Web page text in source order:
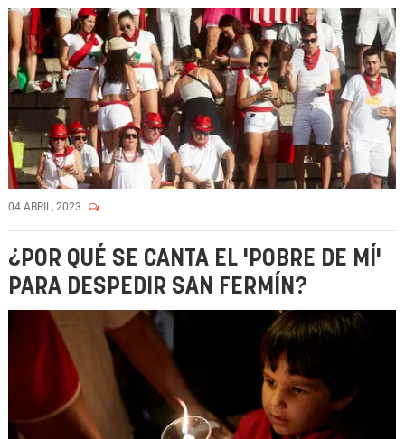
04 ABRIL, 2023
¿POR QUÉ SE CANTA EL 'POBRE DE MÍ'
PARA DESPEDIR SAN FERMÍN?